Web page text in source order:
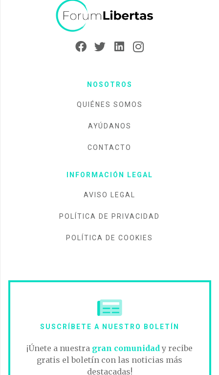
NOSOTROS
QUIÉNES SOMOS
AYÚDANOS
CONTACTO
INFORMACIÓN LEGAL
AVISO LEGAL
POLÍTICA DE PRIVACIDAD
POLÍTICA DE COOKIES
SUSCRÍBETE A NUESTRO BOLETÍN
¡Únete a nuestra gran comunidady recibe
gratis el boletín con las noticias más
destacadas!